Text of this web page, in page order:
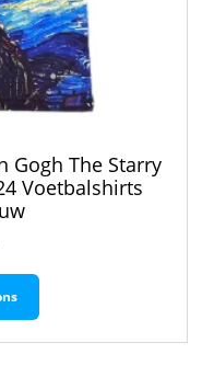
Gogh The Starry
Voetbalshirts
Dit